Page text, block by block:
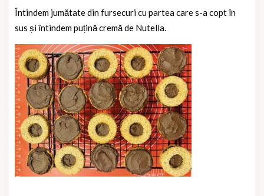
Întindem jumătate din fursecuri cu partea care s-a copt în
sus și întindem puțină cremă de Nutella.